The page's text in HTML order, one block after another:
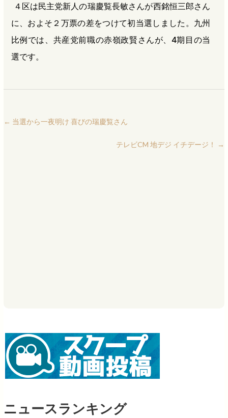
４区は民主党新人の瑞慶覧長敏さんが西銘恒三郎さん
に、およそ２万票の差をつけて初当選しました。九州
比例では、共産党前職の赤嶺政賢さんが、4期目の当
選です。
← 当選から一夜明け 喜びの瑞慶覧さん
テレビCM 地デジ イチデージ！ →
ニュースランキング